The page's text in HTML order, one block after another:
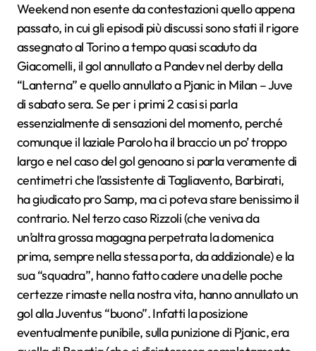
Weekend non esente da contestazioni quello appena
passato, in cui gli episodi più discussi sono stati il rigore
assegnato al Torino a tempo quasi scaduto da
Giacomelli, il gol annullato a Pandev nel derby della
“Lanterna” e quello annullato a Pjanic in Milan – Juve
di sabato sera. Se per i primi 2 casi si parla
essenzialmente di sensazioni del momento, perché
comunque il laziale Parolo ha il braccio un po’ troppo
largo e nel caso del gol genoano si parla veramente di
centimetri che l’assistente di Tagliavento, Barbirati,
ha giudicato pro Samp, ma ci poteva stare benissimo il
contrario. Nel terzo caso Rizzoli (che veniva da
un’altra grossa magagna perpetrata la domenica
prima, sempre nella stessa porta, da addizionale) e la
sua “squadra”, hanno fatto cadere una delle poche
certezze rimaste nella nostra vita, hanno annullato un
gol alla Juventus “buono”. Infatti la posizione
eventualmente punibile, sulla punizione di Pjanic, era